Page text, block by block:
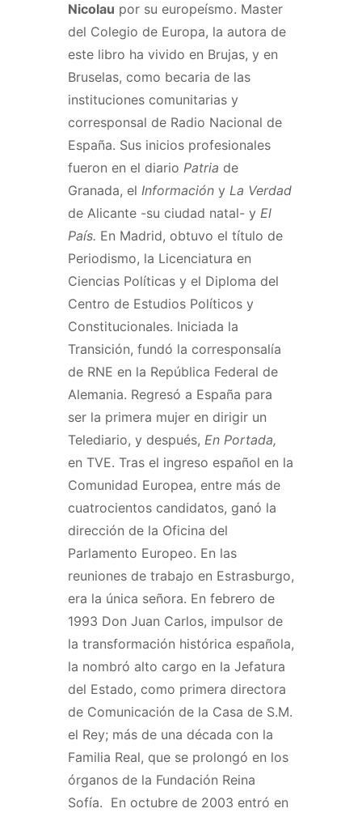
Nicolau por su europeísmo. Master
del Colegio de Europa, la autora de
este libro ha vivido en Brujas, y en
Bruselas, como becaria de las
instituciones comunitarias y
corresponsal de Radio Nacional de
España. Sus inicios profesionales
fueron en el diario Patria de
Granada, el Información y La Verdad
de Alicante -su ciudad natal- y El
País. En Madrid, obtuvo el título de
Periodismo, la Licenciatura en
Ciencias Políticas y el Diploma del
Centro de Estudios Políticos y
Constitucionales. Iniciada la
Transición, fundó la corresponsalía
de RNE en la República Federal de
Alemania. Regresó a España para
ser la primera mujer en dirigir un
Telediario, y después, En Portada,
en TVE. Tras el ingreso español en la
Comunidad Europea, entre más de
cuatrocientos candidatos, ganó la
dirección de la Oficina del
Parlamento Europeo. En las
reuniones de trabajo en Estrasburgo,
era la única señora. En febrero de
1993 Don Juan Carlos, impulsor de
la transformación histórica española,
la nombró alto cargo en la Jefatura
del Estado, como primera directora
de Comunicación de la Casa de S.M.
el Rey; más de una década con la
Familia Real, que se prolongó en los
órganos de la Fundación Reina
Sofía. En octubre de 2003 entró en